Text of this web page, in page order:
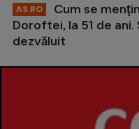
AS.RO
Cum se
Doroftei, la 51 de
dezvăluit